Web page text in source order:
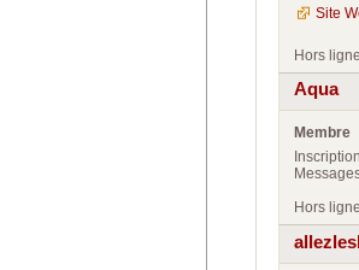
Site
Hors ligne
Aqua
Membre
Hors ligne